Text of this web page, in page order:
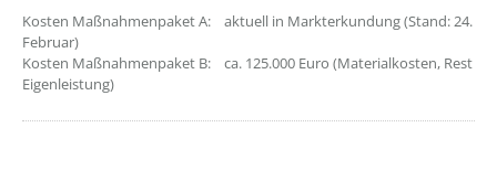
Kosten Maßnahmenpaket A: aktuell in Markterkundung (Stand: 24.
Februar)
Kosten Maßnahmenpaket B: ca. 125.000 Euro (Materialkosten, Rest
Eigenleistung)